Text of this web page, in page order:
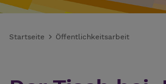
Startseite Öffentlichkeitsarbeit